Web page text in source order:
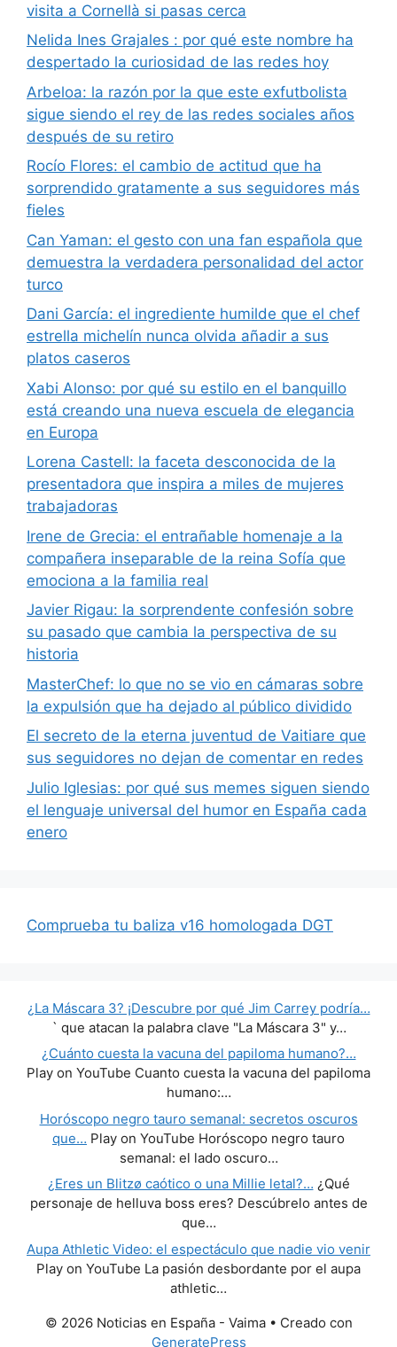
visita a Cornellà si pasas cerca
Nelida Ines Grajales : por qué este nombre ha
despertado la curiosidad de las redes hoy
Arbeloa: la razón por la que este exfutbolista
sigue siendo el rey de las redes sociales años
después de su retiro
Rocío Flores: el cambio de actitud que ha
sorprendido gratamente a sus seguidores más
fieles
Can Yaman: el gesto con una fan española que
demuestra la verdadera personalidad del actor
turco
Dani García: el ingrediente humilde que el chef
estrella michelín nunca olvida añadir a sus
platos caseros
Xabi Alonso: por qué su estilo en el banquillo
está creando una nueva escuela de elegancia
en Europa
Lorena Castell: la faceta desconocida de la
presentadora que inspira a miles de mujeres
trabajadoras
Irene de Grecia: el entrañable homenaje a la
compañera inseparable de la reina Sofía que
emociona a la familia real
Javier Rigau: la sorprendente confesión sobre
su pasado que cambia la perspectiva de su
historia
MasterChef: lo que no se vio en cámaras sobre
la expulsión que ha dejado al público dividido
El secreto de la eterna juventud de Vaitiare que
sus seguidores no dejan de comentar en redes
Julio Iglesias: por qué sus memes siguen siendo
el lenguaje universal del humor en España cada
enero
Comprueba tu baliza v16 homologada DGT
¿La Máscara 3? ¡Descubre por qué Jim Carrey podría…
` que atacan la palabra clave "La Máscara 3" y…
¿Cuánto cuesta la vacuna del papiloma humano?…
Play on YouTube Cuanto cuesta la vacuna del papiloma
humano:…
Horóscopo negro tauro semanal: secretos oscuros
que… Play on YouTube Horóscopo negro tauro
semanal: el lado oscuro…
¿Eres un Blitzø caótico o una Millie letal?… ¿Qué
personaje de helluva boss eres? Descúbrelo antes de
que…
Aupa Athletic Video: el espectáculo que nadie vio venir
Play on YouTube La pasión desbordante por el aupa
athletic…
© 2026 Noticias en España - Vaima• Creado con
GeneratePress